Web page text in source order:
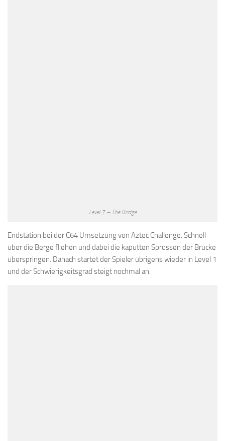
Level 7 – The Bridge
Endstation bei der C64 Umsetzung von Aztec Challenge. Schnell
über die Berge fliehen und dabei die kaputten Sprossen der Brücke
überspringen. Danach startet der Spieler übrigens wieder in Level 1
und der Schwierigkeitsgrad steigt nochmal an.